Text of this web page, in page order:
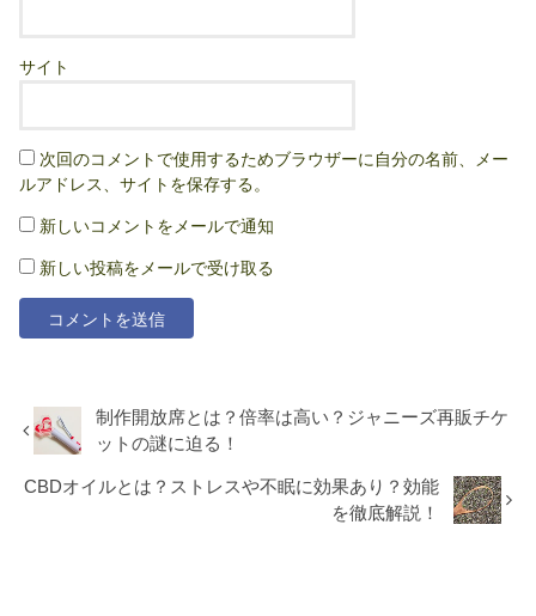
サイト
次回のコメントで使用するためブラウザーに自分の名前、メー
ルアドレス、サイトを保存する。
新しいコメントをメールで通知
新しい投稿をメールで受け取る
制作開放席とは？倍率は高い？ジャニーズ再販チケ
ットの謎に迫る！
CBDオイルとは？ストレスや不眠に効果あり？効能
を徹底解説！